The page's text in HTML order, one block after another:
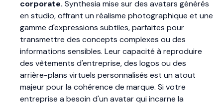
corporate. Synthesia mise sur des avatars générés
en studio, offrant un réalisme photographique et une
gamme d'expressions subtiles, parfaites pour
transmettre des concepts complexes ou des
informations sensibles. Leur capacité à reproduire
des vêtements d'entreprise, des logos ou des
arrière-plans virtuels personnalisés est un atout
majeur pour la cohérence de marque. Si votre
entreprise a besoin d'un avatar qui incarne la